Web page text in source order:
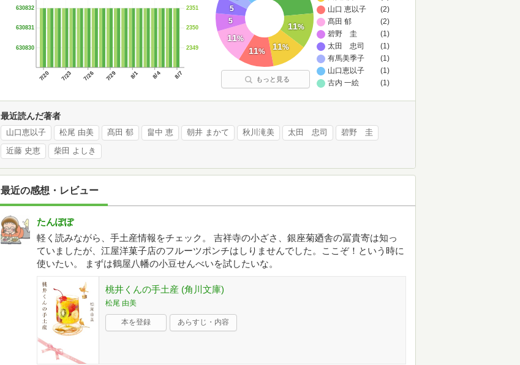
7/20 7/23 7/26 7/29 8/1 8/4 8/7
630830
630831
630832
2349
2350
2351
山口 恵以子
(2)
髙田 郁
(2)
碧野 圭
(1)
太田 忠司
(1)
有馬美季子
(1)
山口恵以子
(1)
古内 一絵
(1)
11%
11%
11%
11%
5
5
もっと見る
最近読んだ著者
山口恵以子 松尾 由美 髙田 郁 畠中 恵 朝井 まかて 秋川滝美 太田 忠司 碧野 圭
近藤 史恵 柴田 よしき
最近の感想・レビュー
たんぽぽ
軽く読みながら、手土産情報をチェック。 吉祥寺の小ざさ、銀座菊廼舎の冨貴寄は知っ
ていましたが、江屋洋菓子店のフルーツポンチはしりませんでした。ここぞ！という時に
使いたい。 まずは鶴屋八幡の小豆せんべいを試したいな。
桃井くんの手土産 (角川文庫)
松尾 由美
本を登録 あらすじ・内容